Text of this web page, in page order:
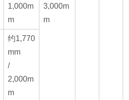
1,000m
m
3,000m
m
约1,770
mm
/
2,000m
m